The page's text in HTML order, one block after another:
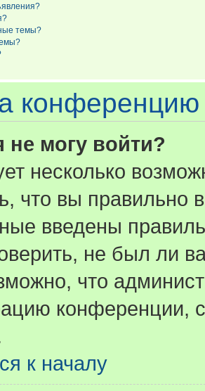
темы?
конференцию
не могу войти?
несколько
что вы правильно
введены
не был ли
что
конференции,
к началу